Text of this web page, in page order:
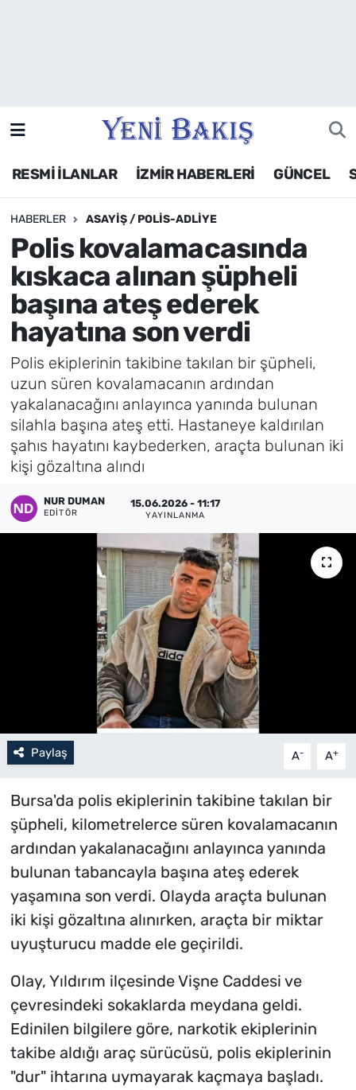
RESMİ İLANLAR İZMİR HABERLERİ GÜNCEL
HABERLER ASAYIŞ / POLIS-ADLIYE
Polis kovalamacasında
kıskaca alınan şüpheli
başına ateş ederek
hayatına son verdi
Polis ekiplerinin takibine takılan bir şüpheli,
uzun süren kovalamacanın ardından
yakalanacağını anlayınca yanında bulunan
silahla başına ateş etti. Hastaneye kaldırılan
şahıs hayatını kaybederken, araçta bulunan iki
kişi gözaltına alındı
NUR DUMAN
EDITÖR
15.06.2026 - 11:17
YAYINLANMA
Paylaş A- A+
Bursa'da polis ekiplerinin takibine takılan bir
şüpheli, kilometrelerce süren kovalamacanın
ardından yakalanacağını anlayınca yanında
bulunan tabancayla başına ateş ederek
yaşamına son verdi. Olayda araçta bulunan
iki kişi gözaltına alınırken, araçta bir miktar
uyuşturucu madde ele geçirildi.
Olay, Yıldırım ilçesinde Vişne Caddesi ve
çevresindeki sokaklarda meydana geldi.
Edinilen bilgilere göre, narkotik ekiplerinin
takibe aldığı araç sürücüsü, polis ekiplerinin
"dur" ihtarına uymayarak kaçmaya başladı.
Siyaset
Asayiş / Polis-Adliye
Spor
Magazin
Foto Galeri
Künye
İletişim